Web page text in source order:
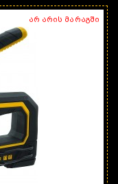
არ არის მარაგში